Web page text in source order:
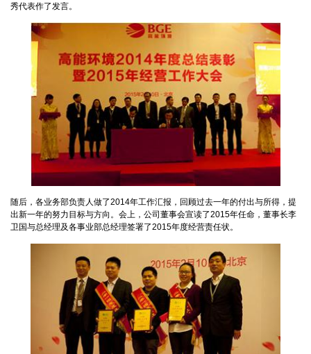
秀代表作了发言。
随后，各业务部负责人做了2014年工作汇报，回顾过去一年的付出与所得，提
出新一年的努力目标与方向。会上，公司董事会宣读了2015年任命，董事长李
卫国与总经理及各事业部总经理签署了2015年度经营责任状。